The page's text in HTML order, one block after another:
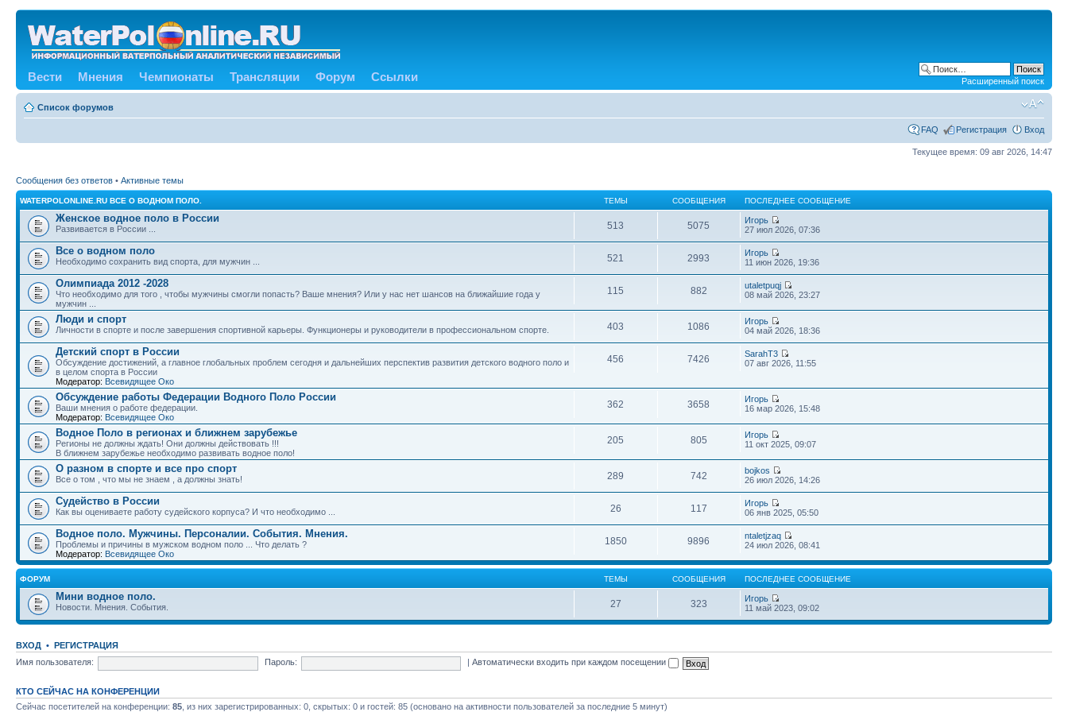
Вести Мнения Чемпионаты Трансляции Форум Ссылки Расширенный поиск
Список форумов
FAQ Регистрация Вход
Текущее время: 09 авг 2026, 14:47
Сообщения без ответов • Активные темы
WATERPOLONLINE.RU ВСЕ О ВОДНОМ ПОЛО. ТЕМЫ СООБЩЕНИЯ ПОСЛЕДНЕЕ СООБЩЕНИЕ
Женское водное поло в России
Развивается в России ... 513 5075
Игорь
27 июл 2026, 07:36
Все о водном поло
Необходимо сохранить вид спорта, для мужчин ... 521 2993
Игорь
11 июн 2026, 19:36
Олимпиада 2012 -2028
Что необходимо для того , чтобы мужчины смогли попасть? Ваше мнения? Или у нас нет шансов на ближайшие года у
мужчин ...
115 882
utaletpuqj
08 май 2026, 23:27
Люди и спорт
Личности в спорте и после завершения спортивной карьеры. Функционеры и руководители в профессиональном спорте. 403 1086
Игорь
04 май 2026, 18:36
Детский спорт в России
Обсуждение достижений, а главное глобальных проблем сегодня и дальнейших перспектив развития детского водного поло и
в целом спорта в России
Модератор: Всевидящее Око
456 7426
SarahT3
07 авг 2026, 11:55
Обсуждение работы Федерации Водного Поло России
Ваши мнения о работе федерации.
Модератор: Всевидящее Око
362 3658
Игорь
16 мар 2026, 15:48
Водное Поло в регионах и ближнем зарубежье
Регионы не должны ждать! Они должны действовать !!!
В ближнем зарубежье необходимо развивать водное поло!
205 805
Игорь
11 окт 2025, 09:07
О разном в спорте и все про спорт
Все о том , что мы не знаем , а должны знать! 289 742
bojkos
26 июл 2026, 14:26
Судейство в России
Как вы оцениваете работу судейского корпуса? И что необходимо ... 26 117
Игорь
06 янв 2025, 05:50
Водное поло. Мужчины. Персоналии. События. Мнения.
Проблемы и причины в мужском водном поло ... Что делать ?
Модератор: Всевидящее Око
1850 9896
ntaletjzaq
24 июл 2026, 08:41
ФОРУМ ТЕМЫ СООБЩЕНИЯ ПОСЛЕДНЕЕ СООБЩЕНИЕ
Мини водное поло.
Новости. Мнения. События. 27 323
Игорь
11 май 2023, 09:02
ВХОД • РЕГИСТРАЦИЯ
Имя пользователя:
Пароль: |Автоматически входить при каждом посещении
КТО СЕЙЧАС НА КОНФЕРЕНЦИИ
Сейчас посетителей на конференции: 85 , из них зарегистрированных: 0, скрытых: 0 и гостей: 85 (основано на активности пользователей за последние 5 минут)